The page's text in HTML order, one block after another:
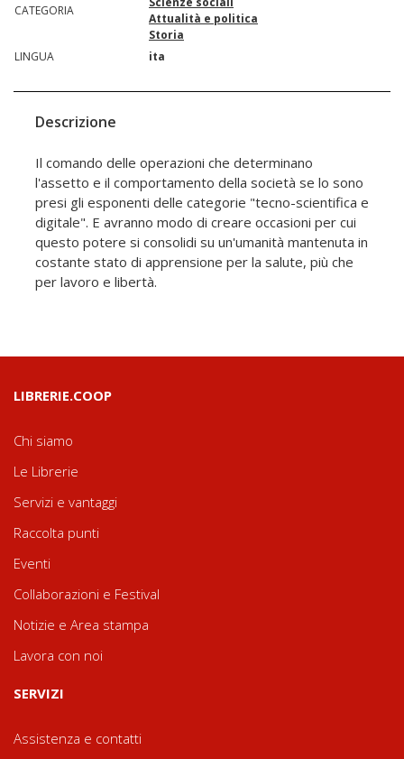
CATEGORIA
Attualità e politica
Storia
LINGUA
ita
Descrizione
Il comando delle operazioni che determinano
l'assetto e il comportamento della società se lo sono
presi gli esponenti delle categorie "tecno-scientifica e
digitale". E avranno modo di creare occasioni per cui
questo potere si consolidi su un'umanità mantenuta in
costante stato di apprensione per la salute, più che
per lavoro e libertà.
LIBRERIE.COOP
Chi siamo
Le Librerie
Servizi e vantaggi
Raccolta punti
Eventi
Collaborazioni e Festival
Notizie e Area stampa
Lavora con noi
SERVIZI
Assistenza e contatti